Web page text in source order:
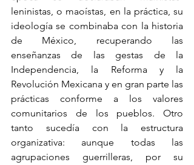
leninistas, o maoístas, en la práctica, su
ideología se combinaba con la historia
de México, recuperando las
enseñanzas de las gestas de la
Independencia, la Reforma y la
Revolución Mexicana y en gran parte las
prácticas conforme a los valores
comunitarios de los pueblos. Otro
tanto sucedía con la estructura
organizativa: aunque todas las
agrupaciones guerrilleras, por su